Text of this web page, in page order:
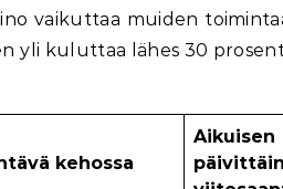
vaikuttaa muiden
yli kuluttaa lähes 30
kehossa
Aikuisen